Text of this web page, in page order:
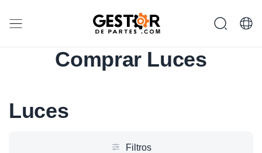
Comprar Luces
Luces
Filtros